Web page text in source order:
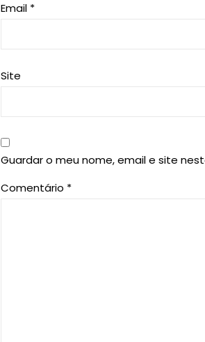
Email *
Site
Guardar o meu nome, email e site
Comentário *